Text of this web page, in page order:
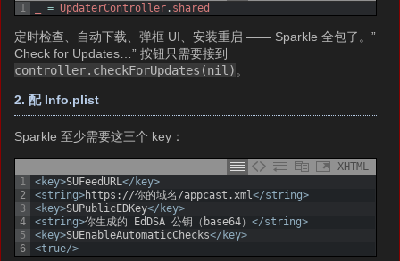
1
= UpdaterController. shared
定时检查、自动下载、弹框 UI、安装重启 —— Sparkle 全包了。”
Check for Updates…” 按钮只需要接到
controller.checkForUpdates(nil) 。
2. 配 Info.plist
Sparkle 至少需要这三个 key：
XHTML
1
2
3
4
5
6
<key>SUFeedURL</key>
<string>https://你的域名/appcast.xml</string>
<key>SUPublicEDKey</key>
<string>你生成的 EdDSA 公钥（base64）</string>
<key>SUEnableAutomaticChecks</key>
<true/>